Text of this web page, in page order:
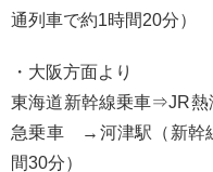
通列車で約1時間20分）
・大阪方面より
東海道新幹線乗車⇒JR熱
急乗車 →河津駅（新幹
間30分）